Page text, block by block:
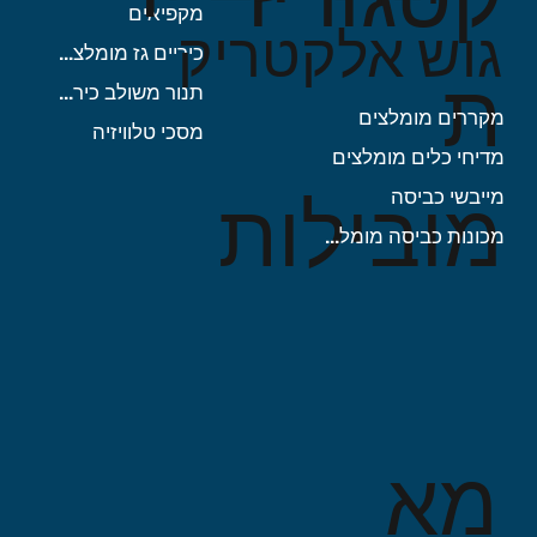
מחיר רגיל מחיר מבצע מחיר רגיל מחיר מבצע
מא
ת
מובילות
מקפיאים
כיריים גז מומלצות
תנור משולב כיריים
מסכי טלוויזיה
מקררים מומלצים
מדיחי כלים מומלצים
מייבשי כביסה
מכונות כביסה מומלצות
גוש אלקטריק